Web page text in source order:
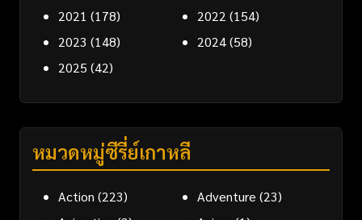
2021 (178) 2022 (154)
2023 (148) 2024(58)
2025 (42)
หมวดหมู่ซีรี่ย์เกาหลี
Action (223) Adventure (23)